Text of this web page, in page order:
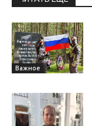
Важное